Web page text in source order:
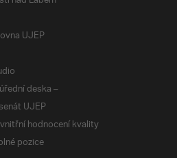
UJEP
deska –
UJEP
hodnocení kvality
pozice